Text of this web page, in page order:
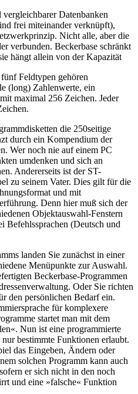
Datenbanken
frei miteinander verknüpft),
Nicht alle, aber die
verbunden. Beckerbase schränkt
hängt allein von der Kapazität
Feldtypen gehören
(long) Zahlenwerte, ein
maximal 256 Zeichen. Jeder
die 250seitige
durch ein Kompendium der
Wer noch nie auf einem PC
umdenken und sich an
Andererseits ist der ST-
zu seinem Vater. Dies gilt für die
und mit
Denn hier muß sich der
Objektauswahl-Fenstern
Befehlssprachen (Deutsch und
landen Sie zunächst in einer
Menüpunkte zur Auswahl.
Beckerbase-Programmen
Oder Sie richten
den persönlichen Bedarf ein.
für komplexere
startet man mit dem
Nun ist eine programmierte
bestimmte Funktionen erlaubt.
das Eingeben, Ändern oder
solchen Programm kann auch
er sich nicht in den noch
und eine »falsche« Funktion